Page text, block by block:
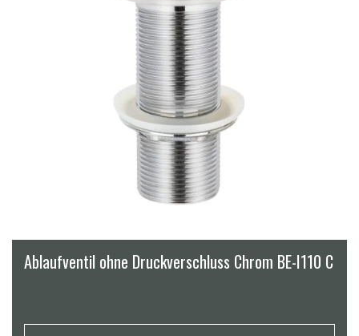
Ablaufventil ohne Druckverschluss Chrom BE-I110 C